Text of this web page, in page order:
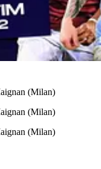
(Milan)
(Milan)
(Milan)